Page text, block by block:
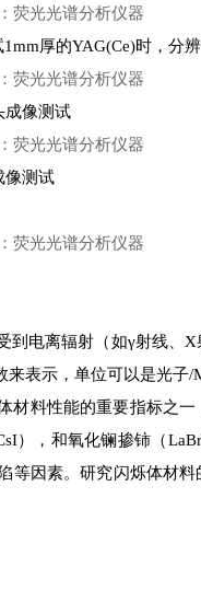
厚的YAG(Ce)时，分
成像测试
像测试
电离辐射（如γ射线、
表示，单位可以是光子/
料性能的重要指标之
），和氧化镧掺铈（
因素。研究闪烁体材